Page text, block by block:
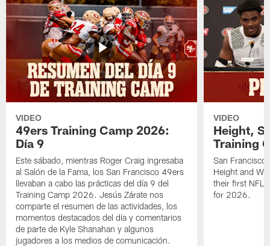
VIDEO
49ers Training Camp 2026:
Día 9
Este sábado, mientras Roger Craig ingresaba
al Salón de la Fama, los San Francisco 49ers
llevaban a cabo las prácticas del día 9 del
Training Camp 2026. Jesús Zárate nos
comparte el resumen de las actividades, los
momentos destacados del día y comentarios
de parte de Kyle Shanahan y algunos
jugadores a los medios de comunicación.
VIDEO
Height,
Training
San Francisco
Height and
their first NFL
for 2026.